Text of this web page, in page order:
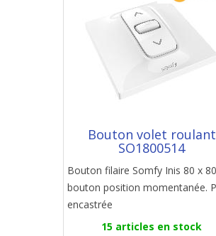
Bouton volet roulant
SO1800514
Bouton filaire Somfy Inis 80 x 80
bouton position momentanée.
encastrée
15 articles en stock